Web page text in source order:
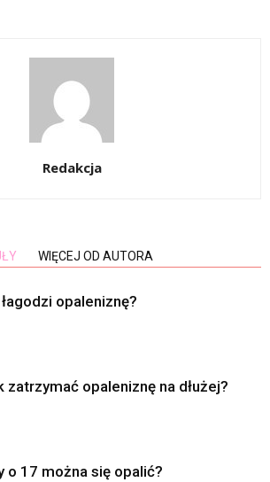
Redakcja
WIĘCEJ OD AUTORA
opaleniznę?
zatrzymać opaleniznę na dłużej?
o 17 można się opalić?